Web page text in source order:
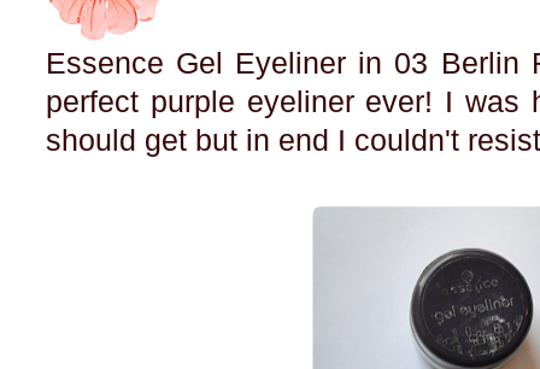
Essence Gel Eyeliner in 03 Berlin
perfect purple eyeliner ever! I was
should get but in end I couldn't